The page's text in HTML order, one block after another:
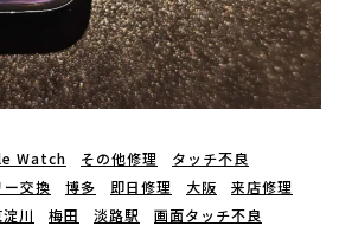
Watch その他修理
タッチ不良
ー交換
博多 即日修理 大阪
来店修理
淀川 梅田 淡路駅 画面タッチ不良